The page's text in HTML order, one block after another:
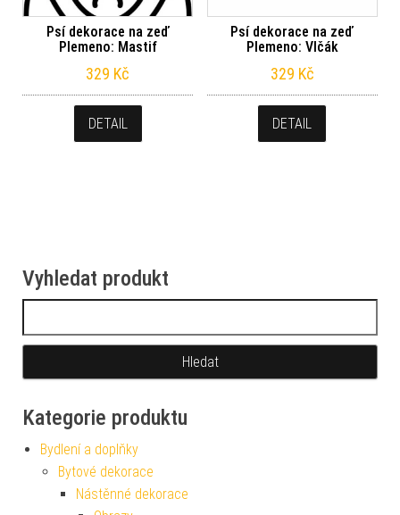
Psí dekorace na zeď
Plemeno: Mastif
329 Kč
DETAIL
Psí dekorace na zeď
Plemeno: Vlčák
329 Kč
DETAIL
Vyhledat produkt
Kategorie produktu
Bydlení a doplňky
Bytové dekorace
Nástěnné dekorace